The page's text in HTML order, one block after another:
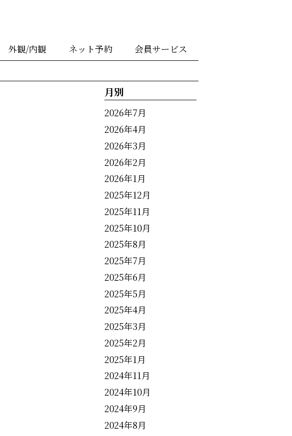
外観/内観 ネット予約 会員サービス
月別
2026年7月
2026年4月
2026年3月
2026年2月
2026年1月
2025年12月
2025年11月
2025年10月
2025年8月
2025年7月
2025年6月
2025年5月
2025年4月
2025年3月
2025年2月
2025年1月
2024年11月
2024年10月
2024年9月
2024年8月